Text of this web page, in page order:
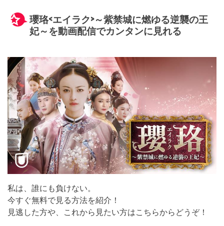
瓔珞<エイラク>～紫禁城に燃ゆる逆襲の王
妃～を動画配信でカンタンに見れる
私は、誰にも負けない。
今すぐ無料で見る方法を紹介！
見逃した方や、これから見たい方はこちらからどうぞ！